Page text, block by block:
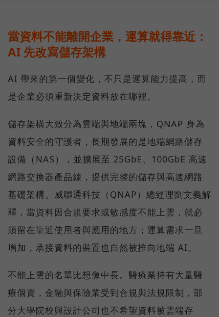
當資料不能離開企業，運算就得靠近：
AI 先改寫儲存架構
AI 帶來的第一個變化，不只是運算能力提高，而
是企業必須重新決定資料放在哪裡。
儲存架構大致分為雲端與地端兩塊，QNAP 身為
資料安全的守護者，長期發展的是地端網路儲存
設備（NAS），並擴展至 25GbE、100GbE 高速
網路交換器產品線，提供完整的儲存與高速網路
基礎架構。威聯通科技（QNAP）總經理劉文義解
釋，當資料因合規要求或敏感度不能上雲，就必
須留在靠近使用者與應用的地方；運算需求一旦
增加，承接資料的裝置也自然被推向地端 AI。
不能上雲的名單比想像中長。醫療業持有大量醫
療個資，金融與保險業受到合規與法規限制，部
分大學院校與設計公司也不希望資料被雲端存